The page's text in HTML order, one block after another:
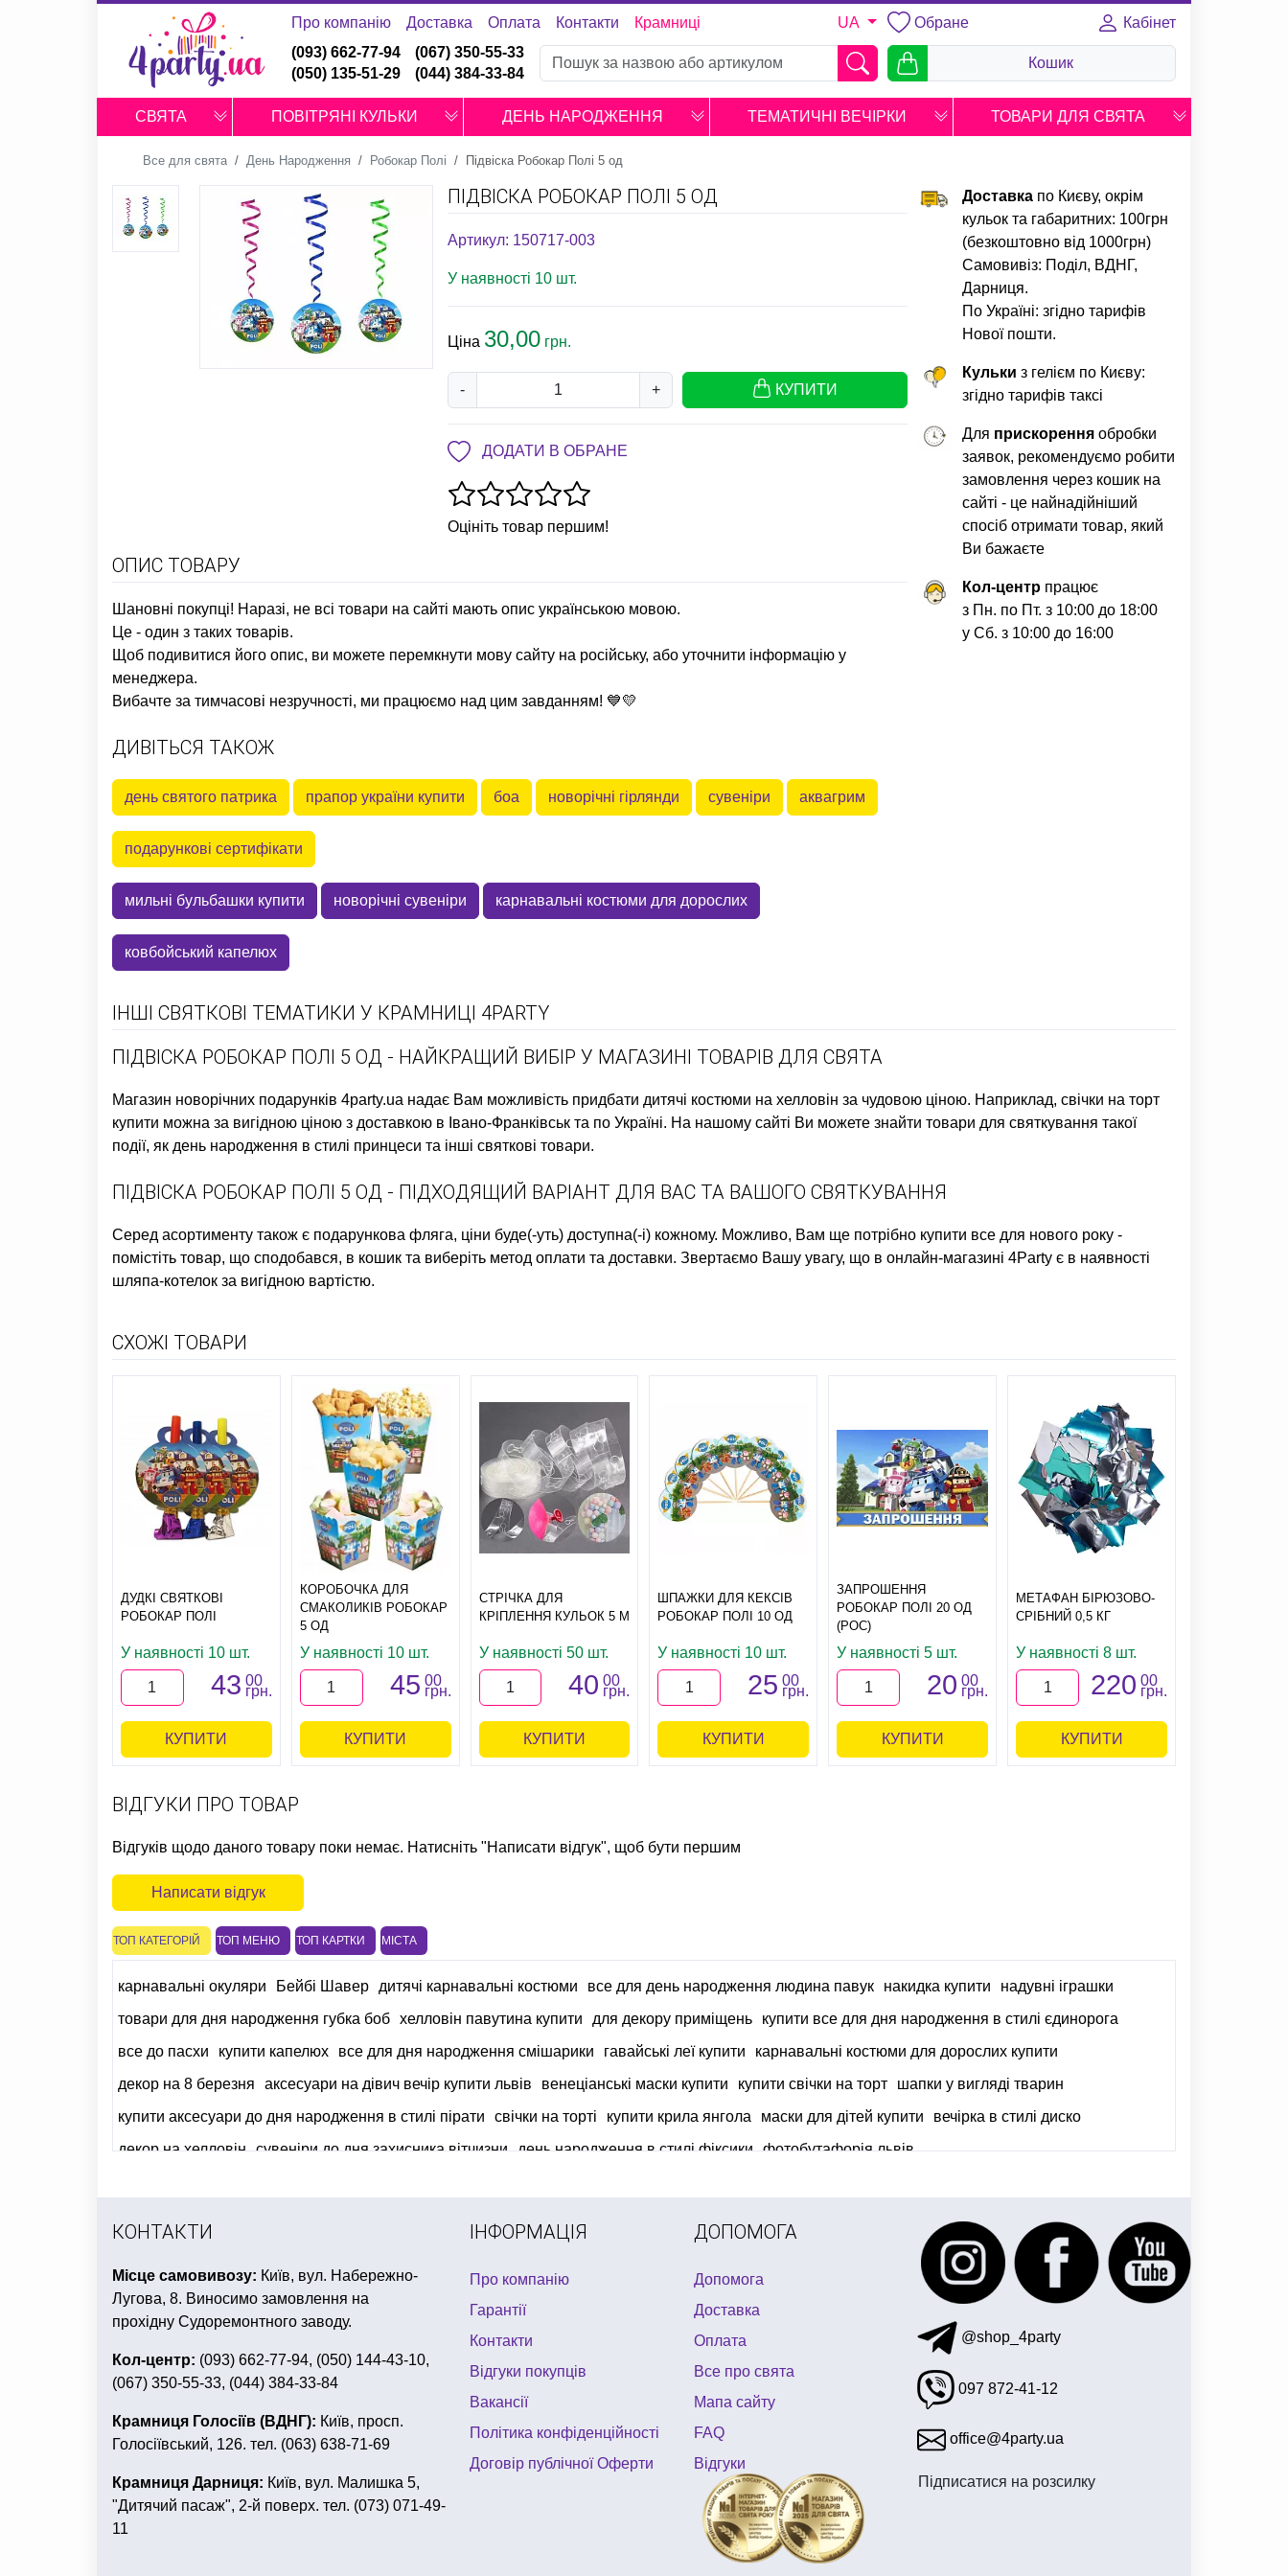
Про компанію Доставка Оплата Контакти Крамниці UA Обране
Кабінет
(093) 662-77-94
(050) 135-51-29
(067) 350-55-33
(044) 384-33-84
Кошик
СВЯТА ПОВІТРЯНІ КУЛЬКИ ДЕНЬ НАРОДЖЕННЯ ТЕМАТИЧНІ ВЕЧІРКИ ТОВАРИ ДЛЯ СВЯТА
Все для свята День Народження Робокар Полі Підвіска Робокар Полі 5 од
ПІДВІСКА РОБОКАР ПОЛІ 5 ОД
Артикул: 150717-003
У наявності 10 шт.
Ціна 30,00 грн.
- + КУПИТИ
ДОДАТИ В ОБРАНЕ
Оцініть товар першим!
ОПИС ТОВАРУ
Шановні покупці! Наразі, не всі товари на сайті мають опис українською мовою.
Це - один з таких товарів.
Щоб подивитися його опис, ви можете перемкнути мову сайту на російську, або уточнити інформацію у
менеджера.
Вибачте за тимчасові незручності, ми працюємо над цим завданням! 💙💛
ДИВІТЬСЯ ТАКОЖ
день святого патрика прапор україни купити боа новорічні гірлянди сувеніри аквагрим
подарункові сертифікати
мильні бульбашки купити новорічні сувеніри карнавальні костюми для дорослих
ковбойський капелюх
Доставкапо Києву, окрім
кульок та габаритних: 100грн
(безкоштовно від 1000грн)
Самовивіз: Поділ, ВДНГ,
Дарниця.
По Україні: згідно тарифів
Нової пошти.
Кульки з гелієм по Києву:
згідно тарифів таксі
Для прискоренняобробки
заявок, рекомендуємо робити
замовлення через кошик на
сайті - це найнадійніший
спосіб отримати товар, який
Ви бажаєте
Кол-центрпрацює
з Пн. по Пт. з 10:00 до 18:00
у Сб. з 10:00 до 16:00
ІНШІ СВЯТКОВІ ТЕМАТИКИ У КРАМНИЦІ 4PARTY
ПІДВІСКА РОБОКАР ПОЛІ 5 ОД - НАЙКРАЩИЙ ВИБІР У МАГАЗИНІ ТОВАРІВ ДЛЯ СВЯТА
Магазин новорічних подарунків 4party.ua надає Вам можливість придбати дитячі костюми на хелловін за чудовою ціною. Наприклад, свічки на торт
купити можна за вигідною ціною з доставкою в Івано-Франківськ та по Україні. На нашому сайті Ви можете знайти товари для святкування такої
події, як день народження в стилі принцеси та інші святкові товари.
ПІДВІСКА РОБОКАР ПОЛІ 5 ОД - ПІДХОДЯЩИЙ ВАРІАНТ ДЛЯ ВАС ТА ВАШОГО СВЯТКУВАННЯ
Серед асортименту також є подарункова фляга, ціни буде(-уть) доступна(-і) кожному. Можливо, Вам ще потрібно купити все для нового року -
помістіть товар, що сподобався, в кошик та виберіть метод оплати та доставки. Звертаємо Вашу увагу, що в онлайн-магазині 4Party є в наявності
шляпа-котелок за вигідною вартістю.
СХОЖІ ТОВАРИ
ДУДКІ СВЯТКОВІ
РОБОКАР ПОЛІ
У наявності 10 шт.
43 00
грн.
КУПИТИ
КОРОБОЧКА ДЛЯ
СМАКОЛИКІВ РОБОКАР
5 ОД
У наявності 10 шт.
45 00
грн.
КУПИТИ
СТРІЧКА ДЛЯ
КРІПЛЕННЯ КУЛЬОК 5 М
У наявності 50 шт.
40 00
грн.
КУПИТИ
ШПАЖКИ ДЛЯ КЕКСІВ
РОБОКАР ПОЛІ 10 ОД
У наявності 10 шт.
25 00
грн.
КУПИТИ
ЗАПРОШЕННЯ
РОБОКАР ПОЛІ 20 ОД
(РОС)
У наявності 5 шт.
20 00
грн.
КУПИТИ
МЕТАФАН БІРЮЗОВО-
СРІБНИЙ 0,5 КГ
У наявності 8 шт.
220 00
грн.
КУПИТИ
ВІДГУКИ ПРО ТОВАР
Відгуків щодо даного товару поки немає. Натисніть "Написати відгук", щоб бути першим
Написати відгук
ТОП КАТЕГОРІЙ ТОП МЕНЮ ТОП КАРТКИ МІСТА
карнавальні окуляри Бейбі Шавер дитячі карнавальні костюми все для день народження людина павук накидка купити
надувні іграшки
товари для дня народження губка боб хелловін павутина купити для декору приміщень
купити все для дня народження в стилі єдинорога
все до пасхи
купити капелюх все для дня народження смішарики гавайські леї купити
карнавальні костюми для дорослих купити
декор на 8 березня
аксесуари на дівич вечір купити львів венеціанські маски купити купити свічки на торт
шапки у вигляді тварин
купити аксесуари до дня народження в стилі пірати
свічки на торті купити крила янгола маски для дітей купити
вечірка в стилі диско
декор на хелловін сувеніри до дня захисника вітчизни день народження в стилі фіксики фотобутафорія львів
КОНТАКТИ
Місце самовивозу: Київ, вул. Набережно-
Лугова, 8. Виносимо замовлення на
прохідну Судоремонтного заводу.
Кол-центр: (093) 662-77-94, (050) 144-43-10,
(067) 350-55-33, (044) 384-33-84
Крамниця Голосіїв (ВДНГ): Київ, просп.
Голосіївський, 126. тел. (063) 638-71-69
Крамниця Дарниця: Київ, вул. Малишка 5,
"Дитячий пасаж", 2-й поверх. тел. (073) 071-49-
11
ІНФОРМАЦІЯ
Про компанію
Гарантії
Контакти
Відгуки покупців
Вакансії
Політика конфіденційності
Договір публічної Оферти
ДОПОМОГА
Допомога
Доставка
Оплата
Все про свята
Мапа сайту
FAQ
Відгуки
@shop_4party
097 872-41-12
office@4party.ua
Підписатися на розсилку